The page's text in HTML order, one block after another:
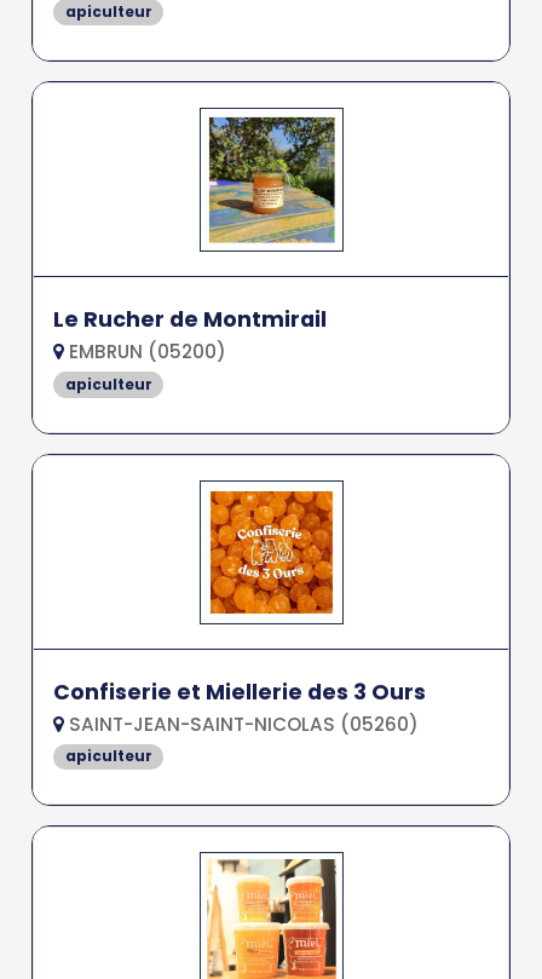
apiculteur
Le Rucher de Montmirail
EMBRUN (05200)
apiculteur
Confiserie et Miellerie des 3 Ours
SAINT-JEAN-SAINT-NICOLAS (05260)
apiculteur